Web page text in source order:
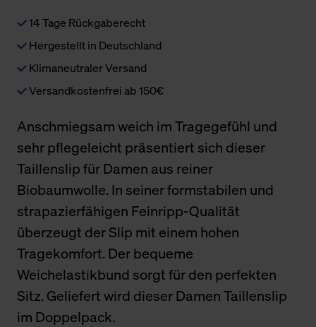
14 Tage Rückgaberecht
Hergestellt in Deutschland
Klimaneutraler Versand
Versandkostenfrei ab 150€
Anschmiegsam weich im Tragegefühl und
sehr pflegeleicht präsentiert sich dieser
Taillenslip für Damen aus reiner
Biobaumwolle. In seiner formstabilen und
strapazierfähigen Feinripp-Qualität
überzeugt der Slip mit einem hohen
Tragekomfort. Der bequeme
Weichelastikbund sorgt für den perfekten
Sitz. Geliefert wird dieser Damen Taillenslip
im Doppelpack.